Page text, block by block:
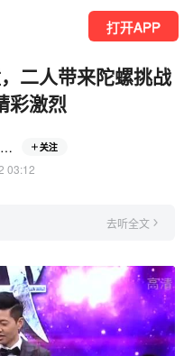
打开APP
二人带来陀螺挑战
彩激烈
乘风破浪的花猫qXQ 关注
03:12
去听全文